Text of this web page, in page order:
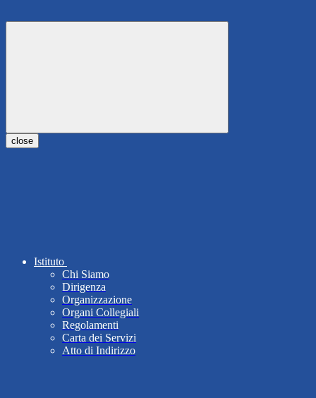
close
Istituto
Chi Siamo
Dirigenza
Organizzazione
Organi Collegiali
Regolamenti
Carta dei Servizi
Atto di Indirizzo